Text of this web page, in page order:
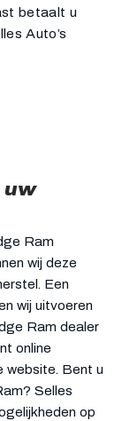
betaalt u
Auto’s
uw
Ram
wij deze
Een
wij uitvoeren
Ram dealer
online
website. Bent u
Selles
op